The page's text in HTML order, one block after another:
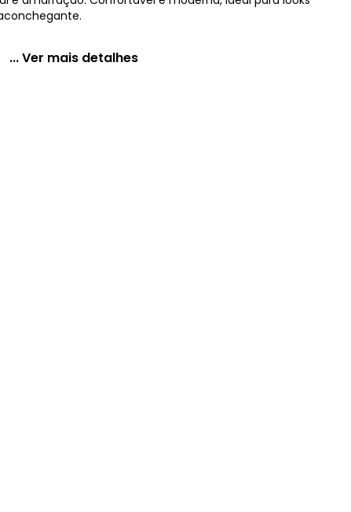
Tecido Gaze
... Ver mais detalhes